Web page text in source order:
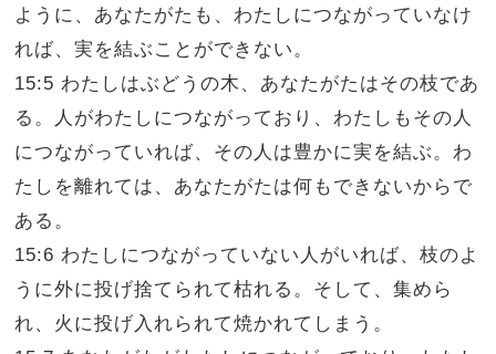
ように、あなたがたも、わたしにつながっていなけ
れば、実を結ぶことができない。
15:5 わたしはぶどうの木、あなたがたはその枝であ
る。人がわたしにつながっており、わたしもその人
につながっていれば、その人は豊かに実を結ぶ。わ
たしを離れては、あなたがたは何もできないからで
ある。
15:6 わたしにつながっていない人がいれば、枝のよ
うに外に投げ捨てられて枯れる。そして、集めら
れ、火に投げ入れられて焼かれてしまう。